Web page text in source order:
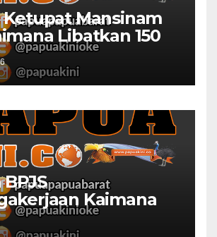
Ketupat Mansinam
Libatkan 150
Gabungan
Kaimana
53 Persen di 2026